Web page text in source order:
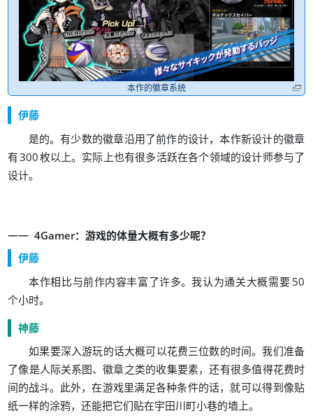
本作的徽章系统
伊藤
是的。有少数的徽章沿用了前作的设计，本作新设计的徽章
有300枚以上。 实际上也有很多活跃在各个领域的设计师参与了
设计。
4Gamer： 游戏的体量大概有多少呢？
伊藤
本作相比与前作内容丰富了许多。我认为通关大概需要 50
个小时。
神藤
如果要深入游玩的话大概可以花费三位数的时间。我们准备
了像是人际关系图、徽章之类的收集要素，还有很多值得花费时
间的战斗。 此外，在游戏里满足各种条件的话，就可以得到像贴
纸一样的涂鸦，还能把它们贴在宇田川町小巷的墙上。